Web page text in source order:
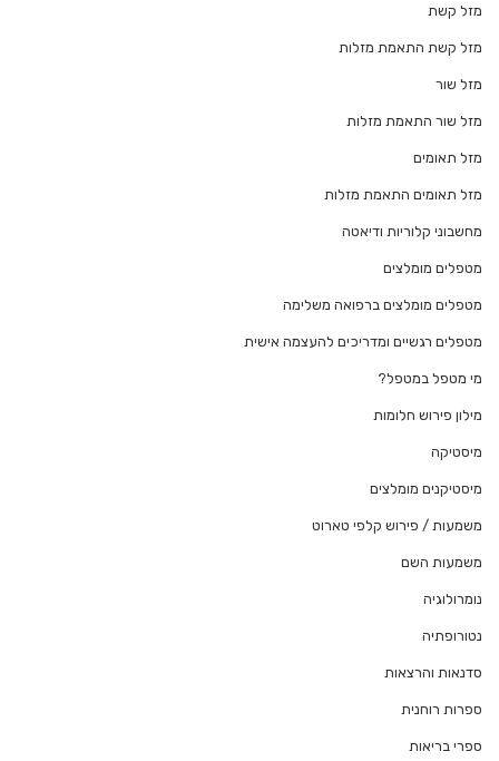
מזל קשת
מזל קשת התאמת מזלות
מזל שור
מזל שור התאמת מזלות
מזל תאומים
מזל תאומים התאמת מזלות
מחשבוני קלוריות ודיאטה
מטפלים מומלצים
מטפלים מומלצים ברפואה משלימה
מטפלים רגשיים ומדריכים להעצמה אישית
מי מטפל במטפל?
מילון פירוש חלומות
מיסטיקה
מיסטיקנים מומלצים
משמעות / פירוש קלפי טארוט
משמעות השם
נומרולוגיה
נטורופתיה
סדנאות והרצאות
ספרות רוחנית
ספרי בריאות